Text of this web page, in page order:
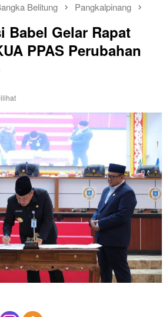
Belitung Pangkalpinang
Babel Gelar Rapat
PPAS Perubahan